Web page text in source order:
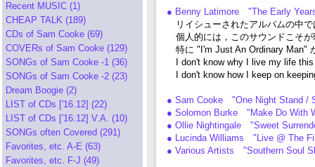
Recent MUSIC (1)
CHEAP TALK (189)
CDs of Sam Cooke (69)
COVERs of Sam Cooke (129)
SONGs of Sam Cooke -1 (36)
SONGs of Sam Cooke -2 (23)
Dream Boogie (2)
LIST of CDs ['16.12] (22)
LIST of CDs ['16.12] V.A. (10)
SONGs often Covered (291)
Favorites, etc. A-E (63)
Favorites, etc. F-J (49)
● Benny Latimore "The Early
リイシューされたアルバムの中
個人的には，このサウンドこそ
特に "I'm Just An Ordinary Man"
I don't know why I live my life this
I don't know how I keep on
● Sam Cooke "One Night Stand /
● Solomon Burke "Make Do With
● Ollie Nightingale "Sweet
● Lucinda Williams "Live @ The
● Various Artists "Southern Soul